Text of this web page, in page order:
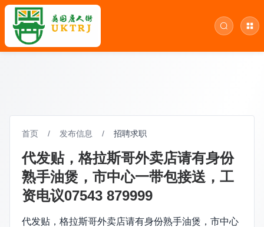
首页 / 发布信息 / 招聘求职
代发贴，格拉斯哥外卖店请有身份
熟手油煲，市中心一带包接送，工
资电议07543 879999
代发贴，格拉斯哥外卖店请有身份熟手油煲，市中心